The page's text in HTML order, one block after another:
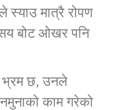
स्याउ मात्रै रोपण
सय बोट ओखर पनि
भ्रम छ, उनले
काम गरेको